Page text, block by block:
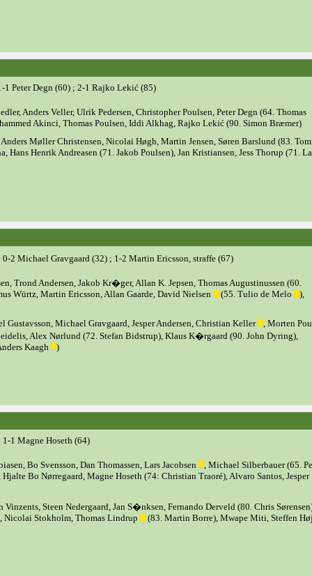
1 Peter Degn (60) ; 2-1 Rajko Lekić (85)
Anders Veller, Ulrik Pedersen, Christopher Poulsen, Peter Degn (64. Thomas
Akinci, Thomas Poulsen, Iddi Alkhag, Rajko Lekić (90. Simon Bræmer)
Møller Christensen, Nicolai Høgh, Martin Jensen, Søren Barslund (83.
Hans Henrik Andreasen (71. Jakob Poulsen), Jan Kristiansen, Jess Thorup (71.
2 Michael Gravgaard (32) ; 1-2 Martin Ericsson, straffe (67)
Trond Andersen, Jakob Kr�ger, Allan K. Jepsen, Thomas Augustinussen (60.
Würtz, Martin Ericsson, Allan Gaarde, David Nielsen
(55. Tulio de Melo ),
Gustavsson, Michael Gravgaard, Jesper Andersen, Christian Keller
, Morten
Alex Nørlund (72. Stefan Bidstrup), Klaus K�rgaard (90. John Dyring),
Kaagh
)
1 Magne Hoseth (64)
Bo Svensson, Dan Thomassen, Lars Jacobsen
, Michael Silberbauer (65.
Bo Nørregaard, Magne Hoseth (74: Christian Traoré), Alvaro Santos, Jesper
Steen Nedergaard, Jan S�nksen, Fernando Derveld (80. Chris
Nicolai Stokholm, Thomas Lindrup
(83. Martin Borre), Mwape Miti, Steffen